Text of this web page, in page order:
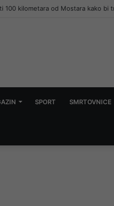
paklenih dana stiglo kratko
SPORT SMRTOVNICE